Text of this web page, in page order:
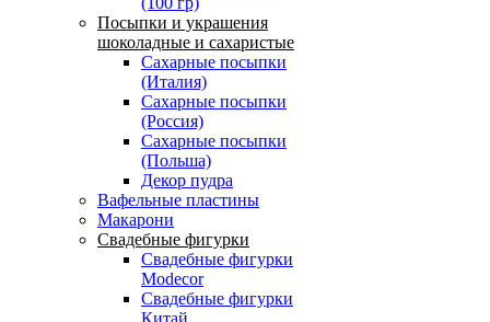
Посыпки и украшения
шоколадные и сахаристые
Сахарные посыпки
(Италия)
Сахарные посыпки
(Россия)
Сахарные посыпки
(Польша)
Декор пудра
Вафельные пластины
Макарони
Свадебные фигурки
Свадебные фигурки
Modecor
Свадебные фигурки